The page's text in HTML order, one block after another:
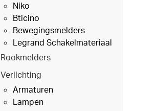
Niko
Bticino
Bewegingsmelders
Legrand Schakelmateriaal
Rookmelders
Verlichting
Armaturen
Lampen